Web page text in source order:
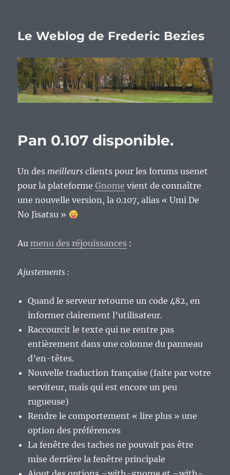
Le Weblog de Frederic Bezies
Pan 0.107 disponible.
Un des meilleurs clients pour les forums usenet
pour la plateformeGnome vient de connaître
une nouvelle version, la 0.107, alias « Umi De
No Jisatsu »
Aumenu des réjouissances :
Ajustements :
Quand le serveur retourne un code 482, en
informer clairement l’utilisateur.
Raccourcit le texte qui ne rentre pas
entièrement dans une colonne du panneau
d’en-têtes.
Nouvelle traduction française (faite par votre
serviteur, mais qui est encore un peu
rugueuse)
Rendre le comportement « lire plus » une
option des préférences
La fenêtre des taches ne pouvait pas être
mise derrière la fenêtre principale